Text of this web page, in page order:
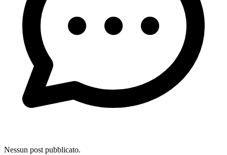
Nessun post pubblicato.